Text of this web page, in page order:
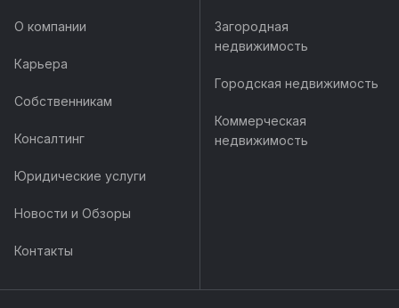
О компании
Карьера
Собственникам
Консалтинг
Юридические услуги
Новости и Обзоры
Контакты
Загородная
недвижимость
Городская недвижимость
Коммерческая
недвижимость